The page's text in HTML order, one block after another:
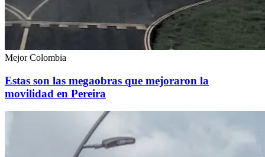
Mejor Colombia
Estas son las megaobras que mejoraron la
movilidad en Pereira